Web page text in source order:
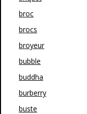
broc
brocs
broyeur
bubble
buddha
burberry
buste